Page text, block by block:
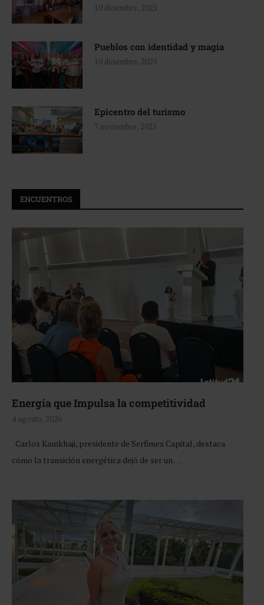
10 diciembre, 2025
Pueblos con identidad y magia
10 diciembre, 2025
Epicentro del turismo
7 noviembre, 2025
ENCUENTROS
Energía que Impulsa la competitividad
4 agosto, 2026
Carlos Kamkhaji, presidente de Serfimex Capital, destaca
cómo la transición energética dejó de ser un …